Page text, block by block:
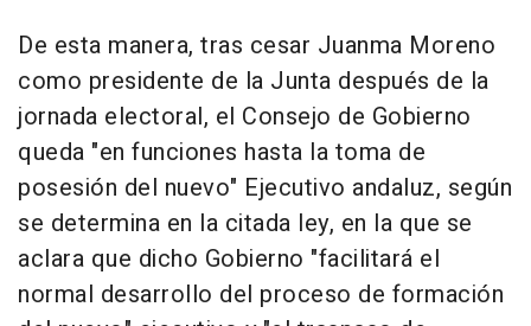
De esta manera, tras cesar Juanma Moreno
como presidente de la Junta después de la
jornada electoral, el Consejo de Gobierno
queda "en funciones hasta la toma de
posesión del nuevo" Ejecutivo andaluz, según
se determina en la citada ley, en la que se
aclara que dicho Gobierno "facilitará el
normal desarrollo del proceso de formación